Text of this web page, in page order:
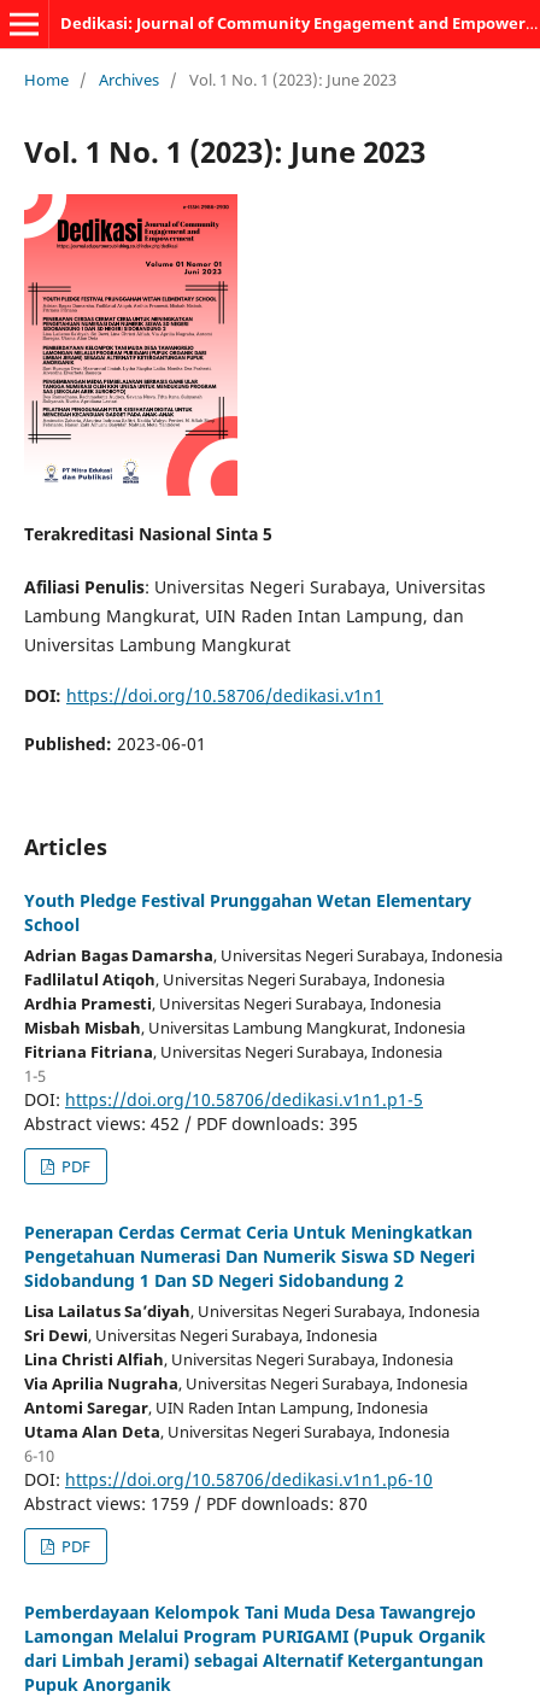
Dedikasi: Journal of Community Engagement and Empowerment
Home / Archives / Vol. 1 No. 1 (2023): June 2023
Vol. 1 No. 1 (2023): June 2023
Terakreditasi Nasional Sinta 5
Afiliasi Penulis: Universitas Negeri Surabaya, Universitas
Lambung Mangkurat, UIN Raden Intan Lampung, dan
Universitas Lambung Mangkurat
DOI: https://doi.org/10.58706/dedikasi.v1n1
Published: 2023-06-01
Articles
Youth Pledge Festival Prunggahan Wetan Elementary
School
Adrian Bagas Damarsha, Universitas Negeri Surabaya, Indonesia
Fadlilatul Atiqoh, Universitas Negeri Surabaya, Indonesia
Ardhia Pramesti, Universitas Negeri Surabaya, Indonesia
Misbah Misbah, Universitas Lambung Mangkurat, Indonesia
Fitriana Fitriana, Universitas Negeri Surabaya, Indonesia
1-5
DOI: https://doi.org/10.58706/dedikasi.v1n1.p1-5
Abstract views: 452 / PDF downloads: 395
PDF
Penerapan Cerdas Cermat Ceria Untuk Meningkatkan
Pengetahuan Numerasi Dan Numerik Siswa SD Negeri
Sidobandung 1 Dan SD Negeri Sidobandung 2
Lisa Lailatus Sa’diyah, Universitas Negeri Surabaya, Indonesia
Sri Dewi, Universitas Negeri Surabaya, Indonesia
Lina Christi Alfiah, Universitas Negeri Surabaya, Indonesia
Via Aprilia Nugraha, Universitas Negeri Surabaya, Indonesia
Antomi Saregar, UIN Raden Intan Lampung, Indonesia
Utama Alan Deta, Universitas Negeri Surabaya, Indonesia
6-10
DOI: https://doi.org/10.58706/dedikasi.v1n1.p6-10
Abstract views: 1759 / PDF downloads: 870
PDF
Pemberdayaan Kelompok Tani Muda Desa Tawangrejo
Lamongan Melalui Program PURIGAMI (Pupuk Organik
dari Limbah Jerami) sebagai Alternatif Ketergantungan
Pupuk Anorganik